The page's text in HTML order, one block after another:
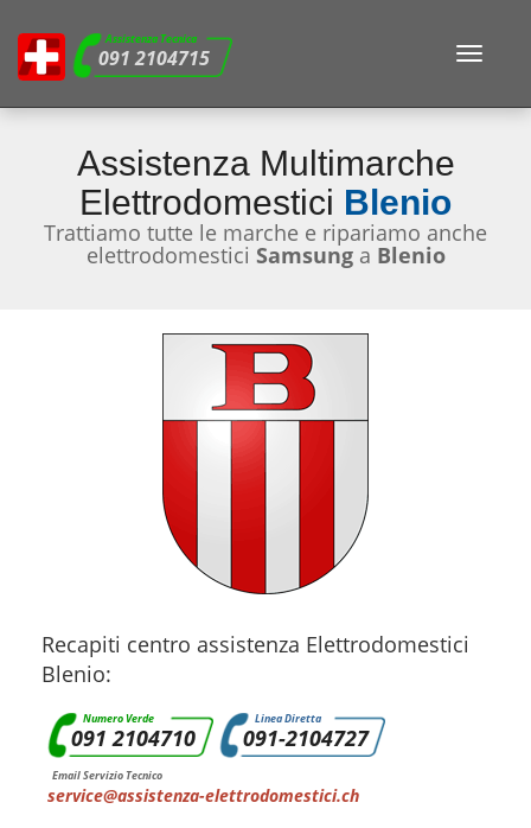
Assistenza Tecnica
091 2104715
Toggle
Assistenza Multimarche
Elettrodomestici Blenio
Trattiamo tutte le marche e ripariamo anche
elettrodomestici Samsunga Blenio
Recapiti centro assistenza Elettrodomestici
Blenio:
Numero Verde
091 2104710
Linea Diretta
091-2104727
Email Servizio Tecnico
service@assistenza-elettrodomestici.ch